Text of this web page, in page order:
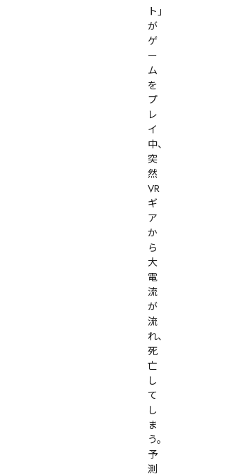
ト」
が
ゲ
ー
ム
を
プ
レ
イ
中、
突
然
VR
ギ
ア
か
ら
大
電
流
が
流
れ、
死
亡
し
て
し
ま
う。
予
測